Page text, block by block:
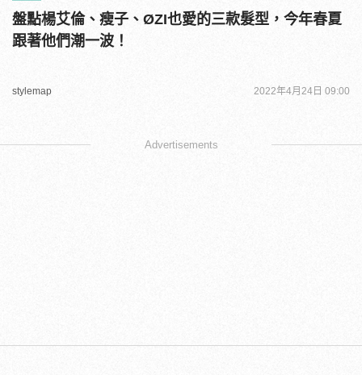
盤點楊艾倫、瘦子、ØZI也愛的三款髮型，今年春夏
跟著他們潮一波！
stylemap 2022年4月24日 09:00
Advertisements